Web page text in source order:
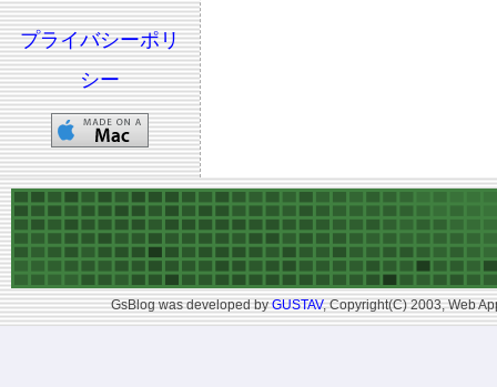
プライバシーポリ
シー
GsBlog was developed byGUSTAV, Copyright(C) 2003, Web